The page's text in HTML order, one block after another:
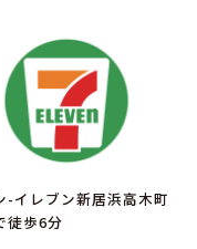
-イレブン新居浜高木町
徒歩6分